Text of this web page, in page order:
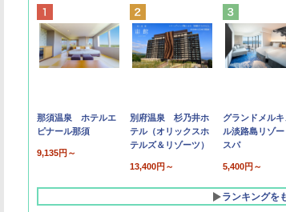
那須温泉 ホテルエ
ピナール那須
9,135円～
別府温泉 杉乃井ホ
テル（オリックスホ
テルズ＆リゾーツ）
13,400円～
グランドメル
ル淡路島リゾー
スパ
5,400円～
ランキングを